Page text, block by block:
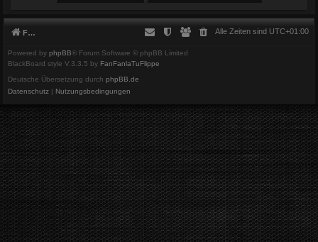
Foren-Übersicht Alle Zeiten sind UTC+01:00
Powered by phpBB® Forum Software © phpBB Limited
BlackBoard style V.3.3.5 by FanFanlaTuFlippe
Deutsche Übersetzung durch phpBB.de
Datenschutz | Nutzungsbedingungen